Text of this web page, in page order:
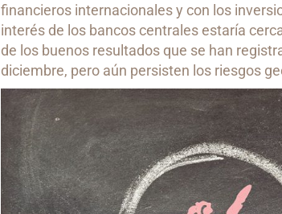
financieros internacionales y con los
interés de los bancos centrales estaría
de los buenos resultados que se han
diciembre, pero aún persisten los riesgos